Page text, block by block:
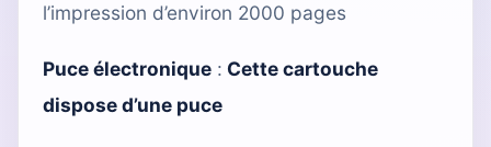
l’impression d’environ 2000 pages
Puce électronique : Cette cartouche
dispose d’une puce